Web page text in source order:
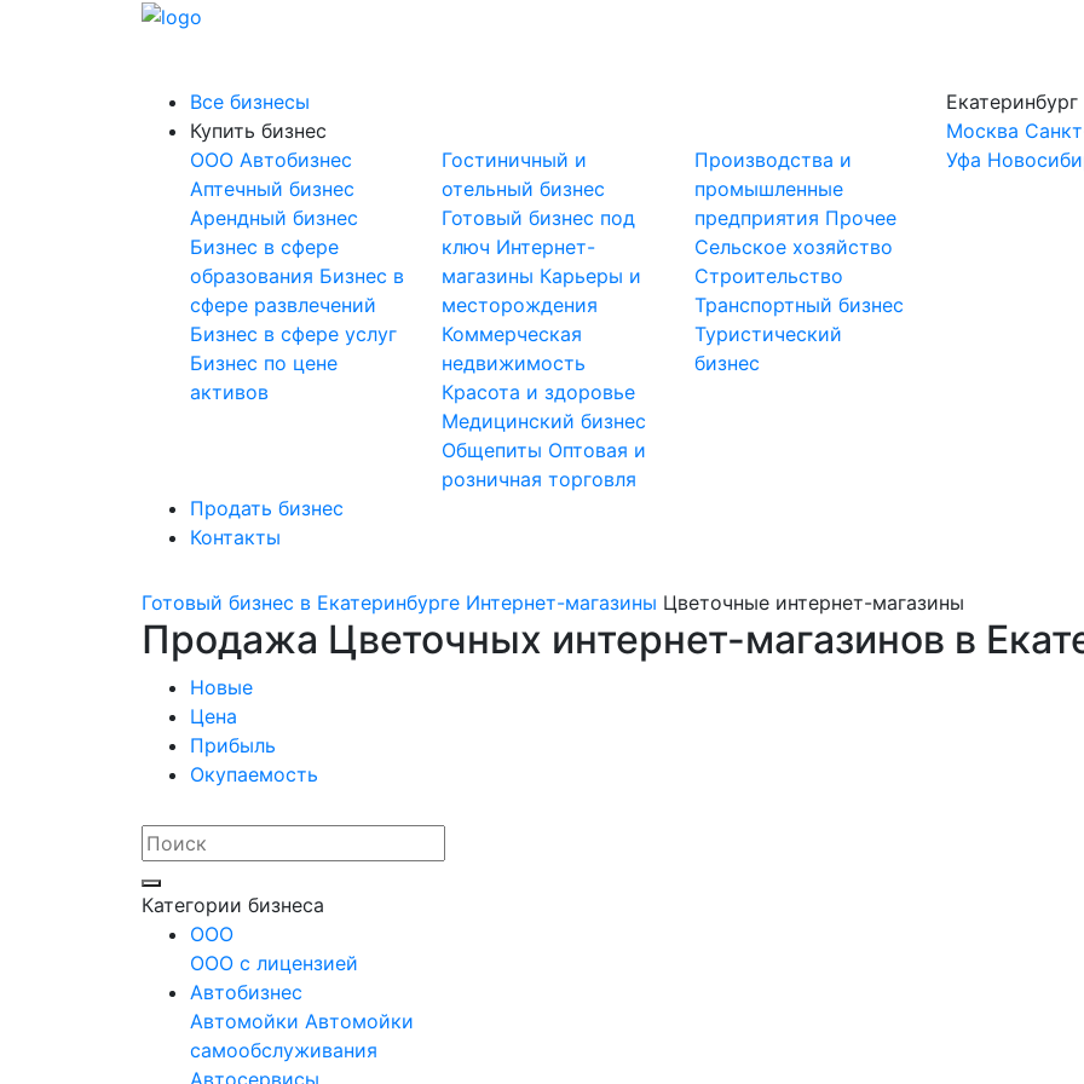
Все бизнесы
Купить бизнес
OOO Автобизнес
Аптечный бизнес
Арендный бизнес
Бизнес в сфере
образования Бизнес в
сфере развлечений
Бизнес в сфере услуг
Бизнес по цене
активов
Гостиничный и
отельный бизнес
Готовый бизнес под
ключ Интернет-
магазины Карьеры и
месторождения
Коммерческая
недвижимость
Красота и здоровье
Медицинский бизнес
Общепиты Оптовая и
розничная торговля
Производства и
промышленные
предприятия Прочее
Сельское хозяйство
Строительство
Транспортный бизнес
Туристический
бизнес
Продать бизнес
Контакты
Екатеринбург
Москва
Уфа
Готовый бизнес в Екатеринбурге Интернет-магазины Цветочные интернет-магазины
Продажа Цветочных интернет-магазинов в
Новые
Цена
Прибыль
Окупаемость
Категории бизнеса
OOO
ООО с лицензией
Автобизнес
Автомойки Автомойки
самообслуживания
Автосервисы